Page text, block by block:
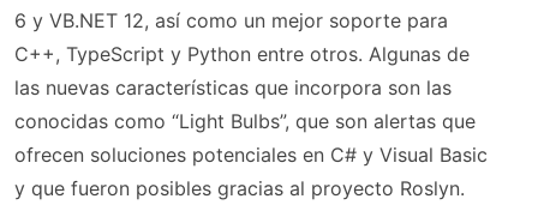
6 y VB.NET 12, así como un mejor soporte para
C++, TypeScript y Python entre otros. Algunas de
las nuevas características que incorpora son las
conocidas como “Light Bulbs”, que son alertas que
ofrecen soluciones potenciales en C# y Visual Basic
y que fueron posibles gracias al proyecto Roslyn.